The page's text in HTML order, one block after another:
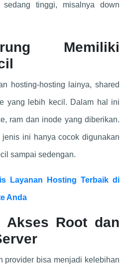
tinggi, misalnya down
Memiliki
hosting-hosting lainya, shared
yang lebih kecil. Dalam hal ini
ram dan inode yang diberikan.
ini hanya cocok digunakan
sampai sedengan.
Layanan Hosting Terbaik di
Anda
Akses Root dan
provider bisa menjadi kelebihan